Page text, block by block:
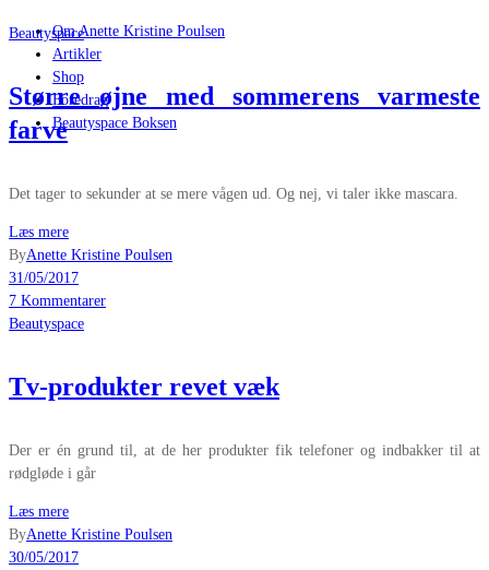
Om Anette Kristine Poulsen
Artikler
Shop
Foredrag
Beautyspace Boksen
Beautyspace
Større øjne med sommerens varmeste
farve
Det tager to sekunder at se mere vågen ud. Og nej, vi taler ikke mascara.
Læs mere
ByAnette Kristine Poulsen
31/05/2017
7 Kommentarer
Beautyspace
Tv-produkter revet væk
Der er én grund til, at de her produkter fik telefoner og indbakker til at
rødgløde i går
Læs mere
ByAnette Kristine Poulsen
30/05/2017